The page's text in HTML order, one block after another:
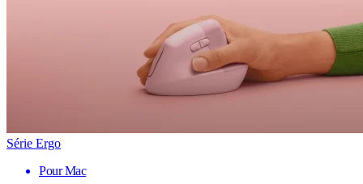
Série Ergo
Pour Mac